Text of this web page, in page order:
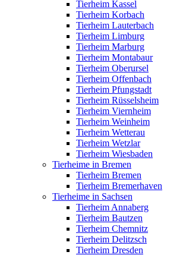
Tierheim Kassel
Tierheim Korbach
Tierheim Lauterbach
Tierheim Limburg
Tierheim Marburg
Tierheim Montabaur
Tierheim Oberursel
Tierheim Offenbach
Tierheim Pfungstadt
Tierheim Rüsselsheim
Tierheim Viernheim
Tierheim Weinheim
Tierheim Wetterau
Tierheim Wetzlar
Tierheim Wiesbaden
Tierheime in Bremen
Tierheim Bremen
Tierheim Bremerhaven
Tierheime in Sachsen
Tierheim Annaberg
Tierheim Bautzen
Tierheim Chemnitz
Tierheim Delitzsch
Tierheim Dresden